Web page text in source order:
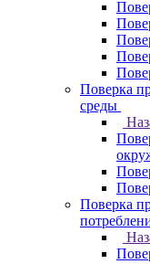
Поверка
среды
Поверка